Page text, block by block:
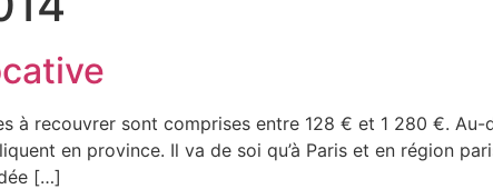
sont comprises entre 128 € et 1 280 €. Au-
en province. Il va de soi qu’à Paris et en région
[…]